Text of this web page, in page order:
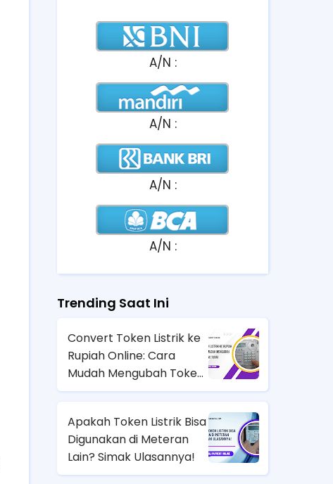
A/N :
A/N :
A/N :
A/N :
Trending Saat Ini
Convert Token Listrik ke
Rupiah Online: Cara
Mudah Mengubah Token
Jadi Uang Tunai
Apakah Token Listrik Bisa
Digunakan di Meteran
Lain? Simak Ulasannya!